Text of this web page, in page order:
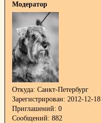
Модератор
Откуда: Санкт-Петербург
Зарегистрирован: 2012-12-18
Приглашений: 0
Сообщений: 882